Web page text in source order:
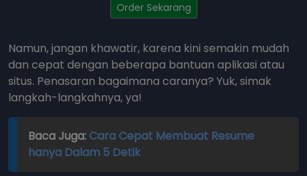
Order Sekarang
Namun, jangan khawatir, karena kini semakin mudah
dan cepat dengan beberapa bantuan aplikasi atau
situs. Penasaran bagaimana caranya? Yuk, simak
langkah-langkahnya, ya!
Baca Juga: Cara Cepat Membuat Resume
hanya Dalam 5 Detik